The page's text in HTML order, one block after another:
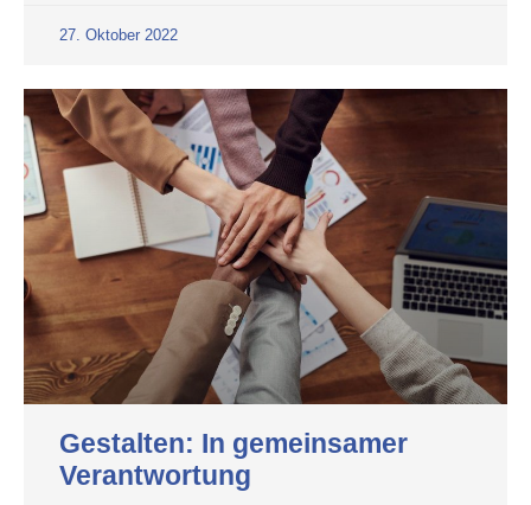
27. Oktober 2022
Gestalten: In gemeinsamer
Verantwortung